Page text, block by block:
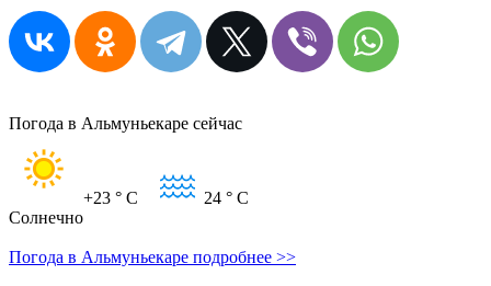
Погода в Альмуньекаре сейчас
+23 ° C 24 ° C
Солнечно
Погода в Альмуньекаре подробнее >>